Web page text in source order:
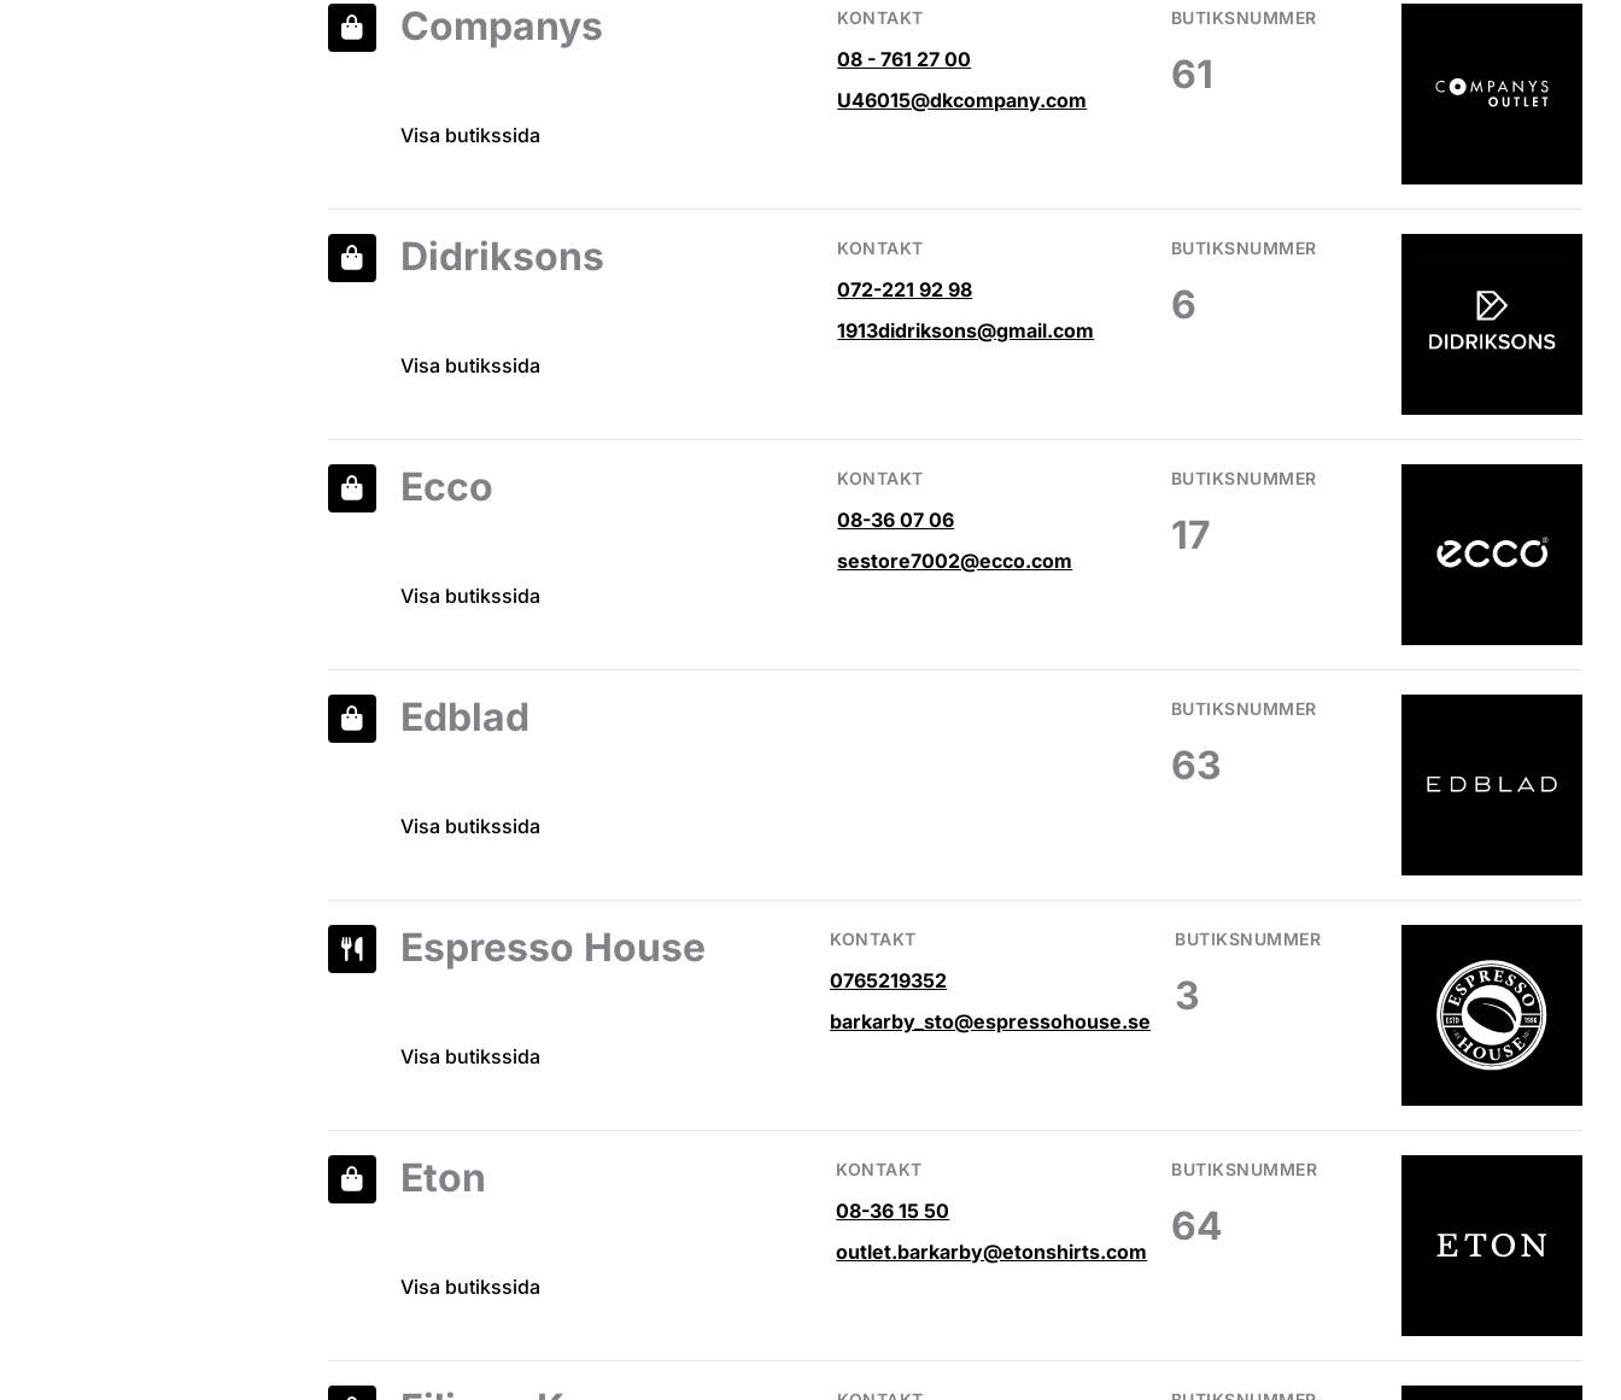
Companys
Visa butikssida
KONTAKT
08 - 761 27 00
U46015@dkcompany.com
BUTIKSNUMMER
61
Didriksons
Visa butikssida
KONTAKT
072-221 92 98
1913didriksons@gmail.com
BUTIKSNUMMER
6
Ecco
Visa butikssida
KONTAKT
08-36 07 06
sestore7002@ecco.com
BUTIKSNUMMER
17
Edblad
Visa butikssida
BUTIKSNUMMER
63
Espresso House
Visa butikssida
KONTAKT
0765219352
barkarby_sto@espressohouse.se
BUTIKSNUMMER
3
Eton
Visa butikssida
KONTAKT
08-36 15 50
outlet.barkarby@etonshirts.com
BUTIKSNUMMER
64